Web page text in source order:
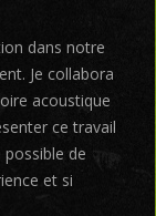
dans notre
Je collabora
acoustique
ce travail
de
et si